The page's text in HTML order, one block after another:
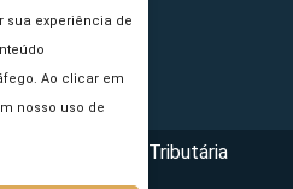
sua experiência de
Ao clicar em
nosso uso de
da Reforma Tributária